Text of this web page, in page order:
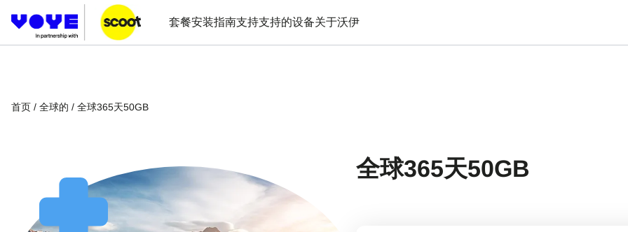
套餐安装指南支持支持的设备关于沃伊
首页 / 全球的 / 全球365天50GB
全球365天50GB